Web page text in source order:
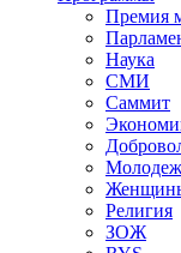
Премия
Наука
СМИ
Саммит
Религия
ЗОЖ